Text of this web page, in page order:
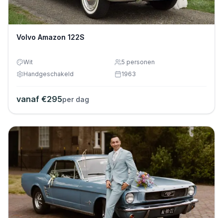
Volvo Amazon 122S
Wit 5 personen
Handgeschakeld
1963
vanaf €295per dag